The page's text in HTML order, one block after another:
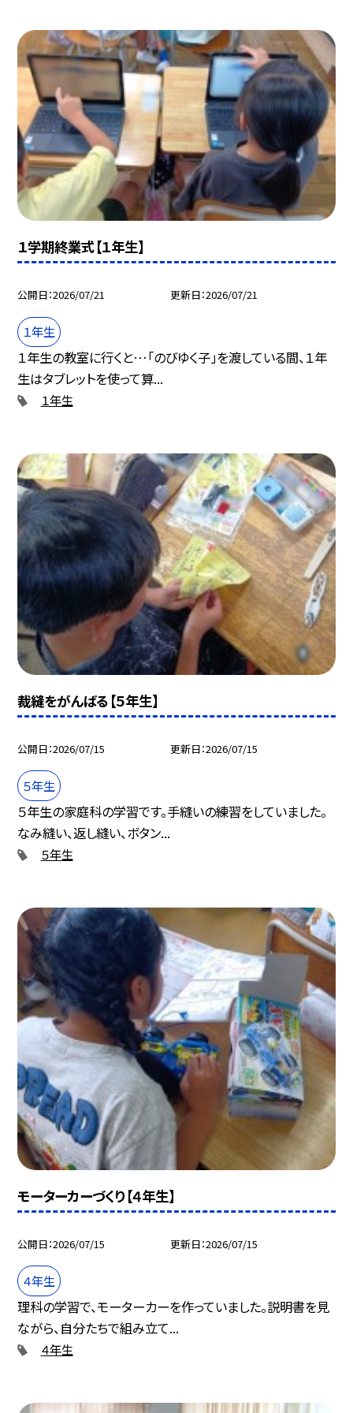
１学期終業式【１年生】
公開日 2026/07/21 更新日 2026/07/21
１年生
１年生の教室に行くと…「のびゆく子」を渡している間、１年
生はタブレットを使って算...
１年生
裁縫をがんばる【５年生】
公開日 2026/07/15 更新日 2026/07/15
５年生
５年生の家庭科の学習です。手縫いの練習をしていました。
なみ縫い、返し縫い、ボタン...
５年生
モーターカーづくり【４年生】
公開日 2026/07/15 更新日 2026/07/15
４年生
理科の学習で、モーターカーを作っていました。説明書を見
ながら、自分たちで組み立て...
４年生